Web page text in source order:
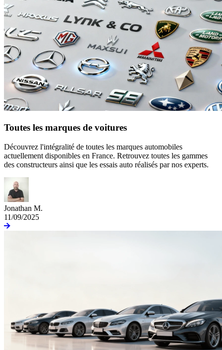
Toutes les marques de voitures
Découvrez l'intégralité de toutes les marques automobiles
actuellement disponibles en France. Retrouvez toutes les gammes
des constructeurs ainsi que les essais auto réalisés par nos experts.
Jonathan M.
11/09/2025